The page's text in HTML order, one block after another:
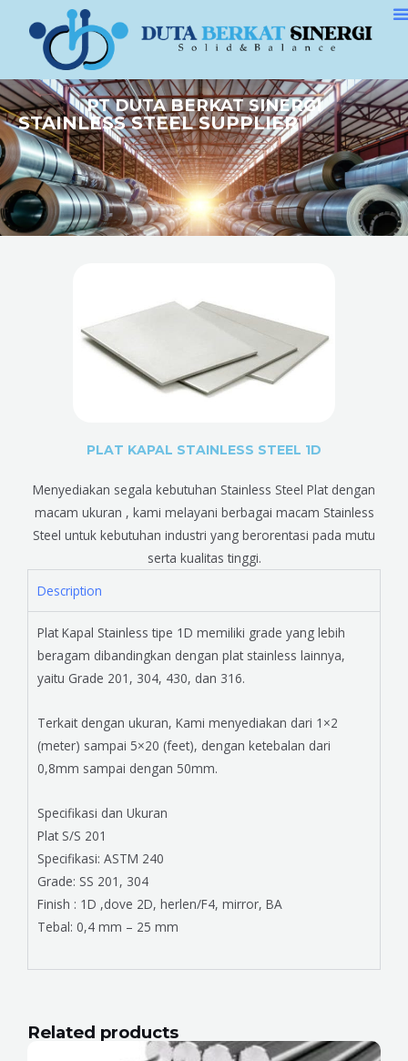
PT DUTA BERKAT SINERGI
STAINLESS STEEL SUPPLIER
PLAT KAPAL STAINLESS STEEL 1D
Menyediakan segala kebutuhan Stainless Steel Plat dengan
macam ukuran , kami melayani berbagai macam Stainless
Steel untuk kebutuhan industri yang berorentasi pada mutu
serta kualitas tinggi.
Description
Plat Kapal Stainless tipe 1D memiliki grade yang lebih
beragam dibandingkan dengan plat stainless lainnya,
yaitu Grade 201, 304, 430, dan 316.
Terkait dengan ukuran, Kami menyediakan dari 1×2
(meter) sampai 5×20 (feet), dengan ketebalan dari
0,8mm sampai dengan 50mm.
Specifikasi dan Ukuran
Plat S/S 201
Specifikasi: ASTM 240
Grade: SS 201, 304
Finish : 1D ,dove 2D, herlen/F4, mirror, BA
Tebal: 0,4 mm – 25 mm
Related products
PagePage